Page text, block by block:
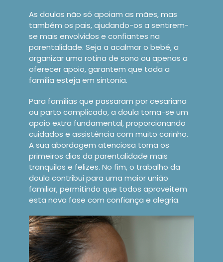
As doulas não só apoiam as mães, mas
também os pais, ajudando-os a sentirem-
se mais envolvidos e confiantes na
parentalidade. Seja a acalmar o bebé, a
organizar uma rotina de sono ou apenas a
oferecer apoio, garantem que toda a
família esteja em sintonia.
Para famílias que passaram por cesariana
ou parto complicado, a doula torna-se um
apoio extra fundamental, proporcionando
cuidados e assistência com muito carinho.
A sua abordagem atenciosa torna os
primeiros dias da parentalidade mais
tranquilos e felizes. No fim, o trabalho da
doula contribui para uma maior união
familiar, permitindo que todos aproveitem
esta nova fase com confiança e alegria.